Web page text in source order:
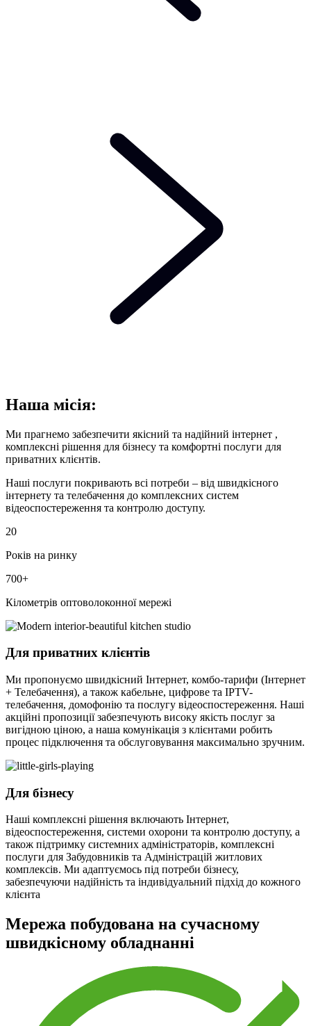
Наша місія:
Ми прагнемо забезпечити якісний та надійний інтернет ,
комплексні рішення для бізнесу та комфортні послуги для
приватних клієнтів.
Наші послуги покривають всі потреби – від швидкісного
інтернету та телебачення до комплексних систем
відеоспостереження та контролю доступу.
20
Років на ринку
700+
Кілометрів оптоволоконної мережі
Для приватних клієнтів
Ми пропонуємо швидкісний Інтернет, комбо-тарифи (Інтернет
+ Телебачення), а також кабельне, цифрове та IPTV-
телебачення, домофонію та послугу відеоспостереження. Наші
акційні пропозиції забезпечують високу якість послуг за
вигідною ціною, а наша комунікація з клієнтами робить
процес підключення та обслуговування максимально зручним.
Для бізнесу
Наші комплексні рішення включають Інтернет,
відеоспостереження, системи охорони та контролю доступу, а
також підтримку системних адміністраторів, комплексні
послуги для Забудовників та Адміністрацій житлових
комплексів. Ми адаптуємось під потреби бізнесу,
забезпечуючи надійність та індивідуальний підхід до кожного
клієнта
Мережа побудована на сучасному
швидкісному обладнанні